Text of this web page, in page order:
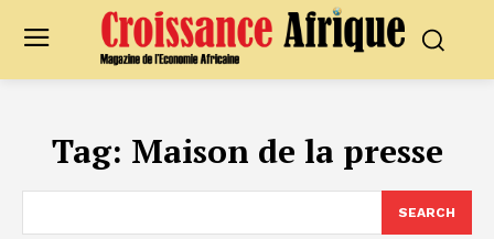
Tag: Maison de la presse
SEARCH